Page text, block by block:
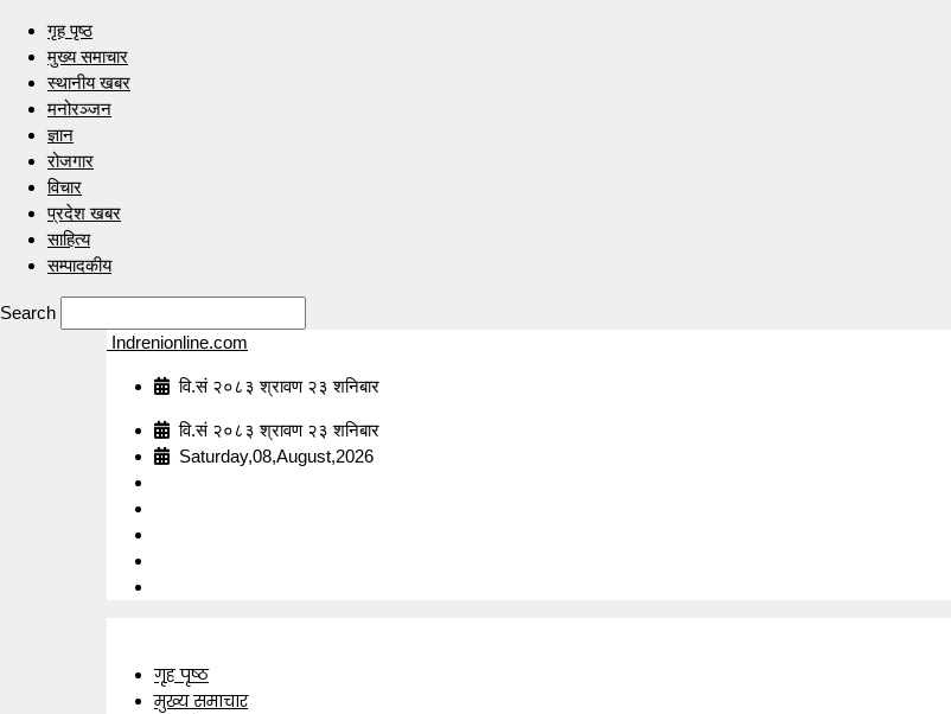
गृह पृष्ठ
मुख्य समाचार
स्थानीय खबर
मनोरञ्जन
ज्ञान
रोजगार
विचार
प्रदेश खबर
साहित्य
सम्पादकीय
Search
Indrenionline.com
वि.सं २०८३ श्रावण २३ शनिबार
वि.सं २०८३ श्रावण २३ शनिबार
Saturday,08,August,2026
गृह पृष्ठ
मुख्य समाचार